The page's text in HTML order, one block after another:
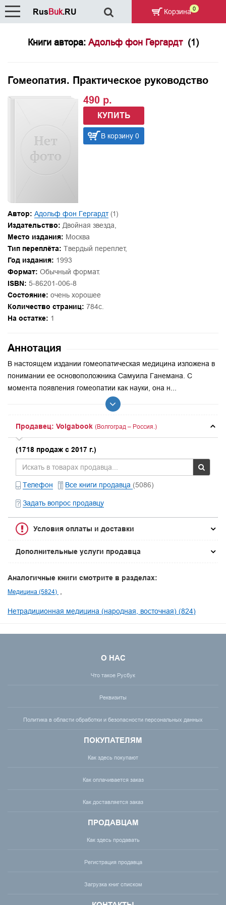
Книги автора: Адольф фон Гергардт (1)
Гомеопатия. Практическое руководство
490 р.
КУПИТЬ
В корзину 0
Автор: Адольф фон Гергардт (1)
Издательство: Двойная звезда,
Место издания: Москва
Тип переплёта: Твердый переплет,
Год издания: 1993
Формат: Обычный формат.
ISBN: 5-86201-006-8
Состояние: очень хорошее
Количество страниц: 784с.
На остатке: 1
Аннотация
В настоящем издании гомеопатическая медицина изложена в
понимании ее основоположника Самуила Ганемана. С
момента появления гомеопатии как науки, она н...
Продавец: Volgabook (Волгоград – Россия.)
(1718 продаж с 2017 г.)
Телефон Все книги продавца (5086)
Задать вопрос продавцу
Условия оплаты и доставки
Дополнительные услуги продавца
Аналогичные книги смотрите в разделах:
Медицина (5824)
Нетрадиционная медицина (народная, восточная) (824)
О НАС
Что такое Русбук
Реквизиты
Политика в области обработки и безопасности персональных данных
ПОКУПАТЕЛЯМ
Как здесь покупают
Как оплачивается заказ
Как доставляется заказ
ПРОДАВЦАМ
Как здесь продавать
Регистрация продавца
Загрузка книг списком
RusBuk.RU Корзина 0